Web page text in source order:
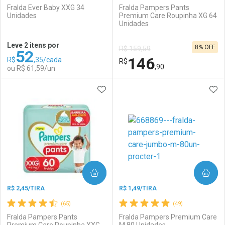
Comprar sem Desconto
Por R$ 114,90/cada
Comprar sem Desconto
Por R$ 114,90/cada
Comprar sem Desconto
Por R$ 114,90/cada
Comprar sem Desconto
Por R$ 114,90/cada
Fralda Ever Baby XXG 34
Unidades
Leve 2 itens por
R$52,35/cada
ou R$ 61,59/un
Laboratório
Por Menos
Fralda Pampers Pants
Premium Care Roupinha XG 64
Unidades
R$ 159,59
R$146,90
8% OFF
Laboratório
Por Menos
(65)
R$ 2,45/TIRA
Fralda Pampers Pants
ADICIONAR AOS FAVORITOS
COMPRAR
(49)
R$ 1,49/TIRA
Fralda Pampers Premium Care
COMPRAR